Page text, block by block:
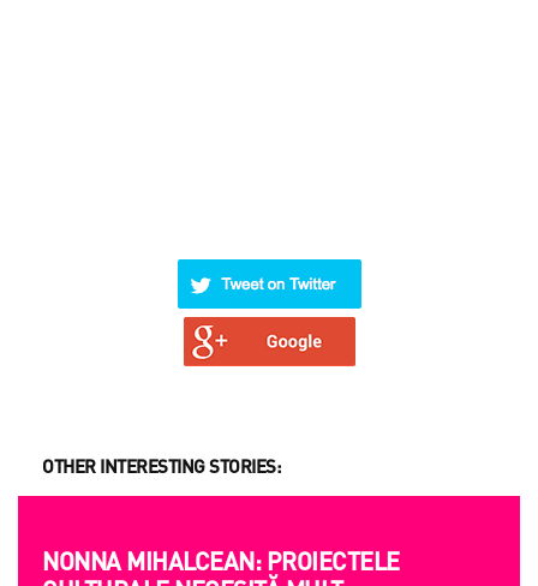
OTHER INTERESTING STORIES:
NONNA MIHALCEAN: PROIECTELE
ANDRIANO MARIAN: